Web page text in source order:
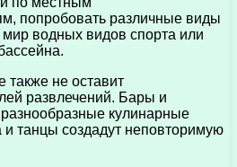
попробовать различные виды
мир водных видов спорта или
также не оставит
развлечений. Бары и
кулинарные
танцы создадут неповторимую